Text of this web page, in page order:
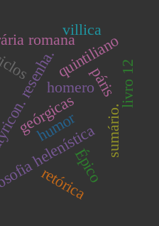
resenha.
helenística
romana
geórgicas
homero
Épico
páris
humor
retórica
quintiliano
sumário.
villica
livro 12